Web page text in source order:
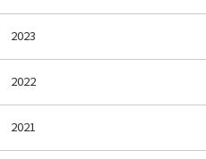
2023
2022
2021